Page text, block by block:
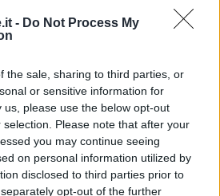
- Do Not Process My
the sale, sharing to third parties, or
or sensitive information for
please use the below opt-out
Please note that after your
you may continue seeing
on personal information utilized by
disclosed to third parties prior to
opt-out of the further
ultimi 7 giorni. E' quanto emerge dal
dalla Regione.
sono 33 le persone ricoverate (11 in
precedente, meno 25%), di cui 2 (1 in
in terapia intensiva. In 322 sono in
presentano sintomi lievi che non
o risultano prive di sintomi (49 in meno
meno 13,2%).